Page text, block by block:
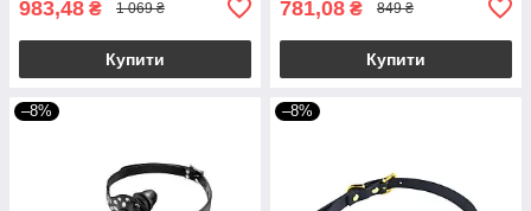
983,48 ₴ 1 069 ₴
Купити
781,08 ₴ 849 ₴
Купити
–8% –8%